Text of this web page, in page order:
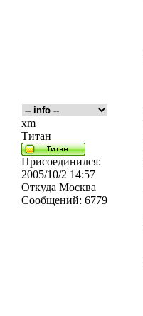
xm
Титан
Присоединился:
2005/10/2 14:57
Откуда Москва
Сообщений: 6779